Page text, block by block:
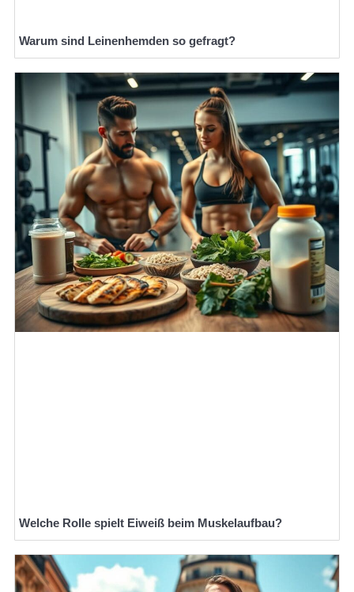
Warum sind Leinenhemden so gefragt?
Welche Rolle spielt Eiweiß beim Muskelaufbau?